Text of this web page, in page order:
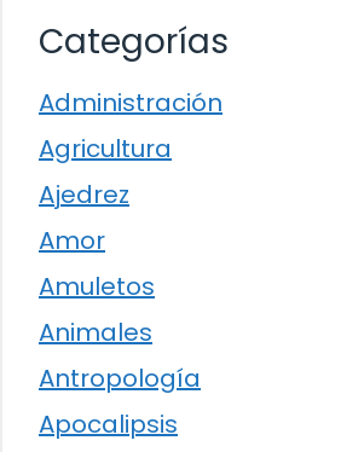
Categorías
Administración
Agricultura
Ajedrez
Amor
Amuletos
Animales
Antropología
Apocalipsis